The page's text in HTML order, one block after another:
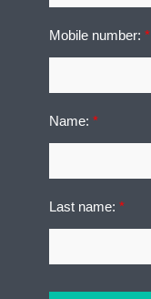
Mobile number:*
Name:*
Last name:*